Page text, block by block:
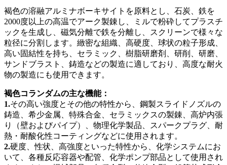
褐色の溶融アルミナボーキサイトを原料とし、石炭、鉄を
2000度以上の高温でアーク製錬し、ミルで粉砕してプラスチ
ックを生成し、磁気分離で鉄を分離し、スクリーンで様々な
粒径に分割します。緻密な組織、高硬度、球状の粒子形成、
高い固結性を持ち、セラミック、樹脂研磨剤、研削、研磨、
サンドブラスト、鋳造などの製造に適しており、高度な耐火
物の製造にも使用できます。
褐色コランダムの主な機能：
1.その高い強度とその他の特性から、鋼製スライドノズルの
鋳造、希少金属、特殊合金、セラミックスの製錬、高炉内張
り（壁およびパイプ）、物理化学製品、スパークプラグ、耐
熱・耐酸化性コーティングなどに使用されます。
2.硬度、性状、高強度といった特性から、化学システムにお
いて、各種反応容器や配管、化学ポンプ部品として使用され